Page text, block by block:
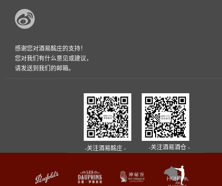
感谢您对酒易酩庄的支持！
您对我们有什么意见或建议，
请发送到我们的邮箱。
-关注酒易酩庄 - -关注酒易酒仓 -